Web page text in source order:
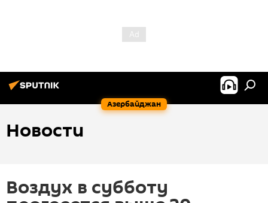
Азербайджан
Новости
Воздух в субботу